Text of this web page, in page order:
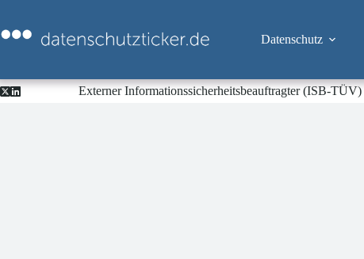
springen
Datenschutz
Externer Informationssicherheitsbeauftragter (ISB-TÜV)